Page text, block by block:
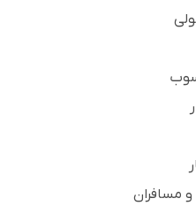
و مسافران